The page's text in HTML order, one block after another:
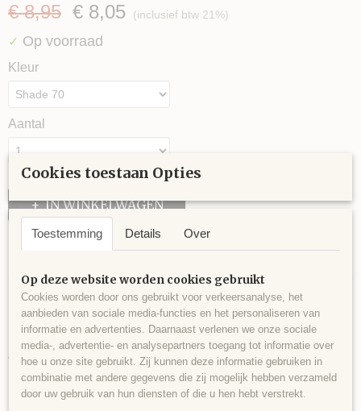
€ 8,95 € 8,05 (inclusief btw 21%)
✓ Op voorraad
Kleur
Aantal
IN WINKELWAGEN
Specificaties
Haaknaalddikte
2 - 2.5
Naalddikte
4 - 4 ½
Stekenverhouding (10x10 cm)
18 steken x 24 naalden
Omschrijving
Kid's cap Owl is een superleuk haakpakket om een hippe
kindermuts te haken. Ze zijn in diverse vrolijke kleuren te
verkrijgen. Deze muts is erg leuk om als kado te geven! Het
patroon zit in het pakketje en is voor 4, 6 of 8 jaar.
Cookies toestaan Opties
Toestemming Details Over
Op deze website worden cookies gebruikt
Cookies worden door ons gebruikt voor verkeersanalyse, het
aanbieden van sociale media-functies en het personaliseren van
informatie en advertenties. Daarnaast verlenen we onze sociale
media-, advertentie- en analysepartners toegang tot informatie over
hoe u onze site gebruikt. Zij kunnen deze informatie gebruiken in
combinatie met andere gegevens die zij mogelijk hebben verzameld
door uw gebruik van hun diensten of die u hen hebt verstrekt.